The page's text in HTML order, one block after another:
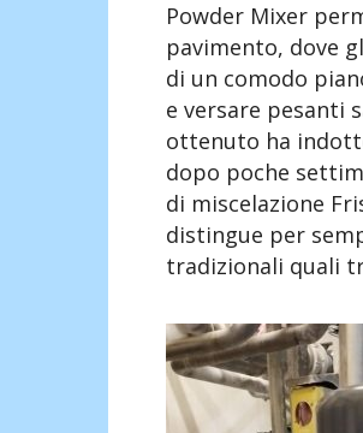
Powder Mixer
pavimento, dove
di un comodo
e versare pesanti
ottenuto ha
dopo poche
di miscelazione
distingue per
tradizionali quali